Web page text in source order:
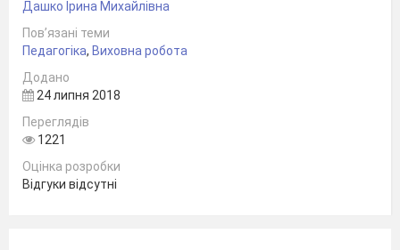
–викладач математики та
креслення, керівник гуртка
«Країна творчості»
Дашко Ірина Михайлівна
Пов’язані теми
Педагогіка, Виховна робота
Додано
24 липня 2018
Переглядів
1221
Оцінка розробки
Відгуки відсутні